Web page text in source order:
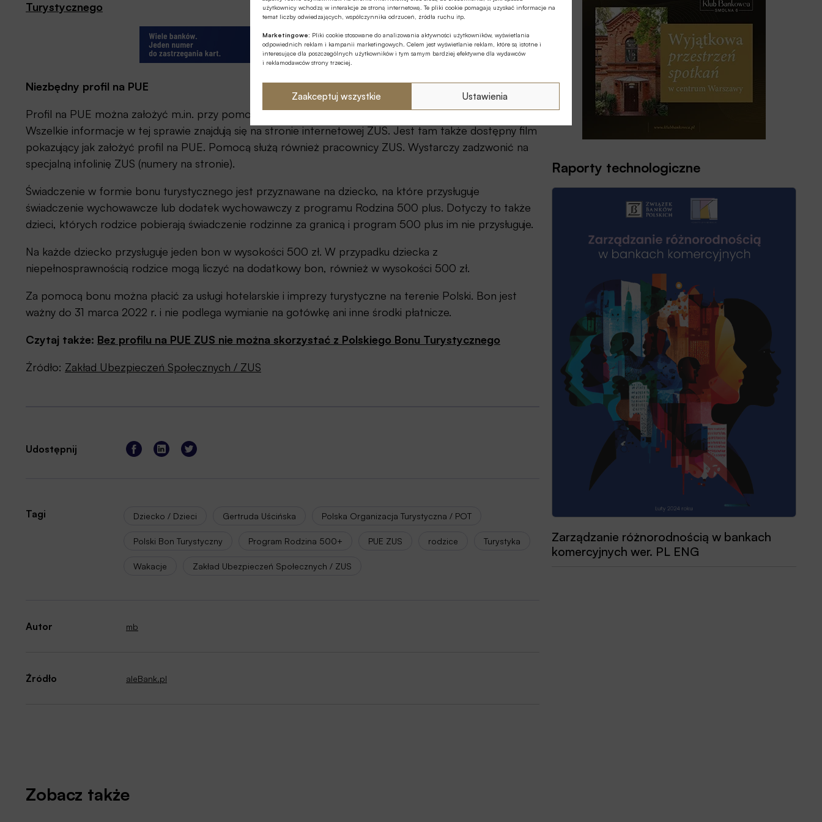
użytkownicy wchodzą w interakcje ze stroną internetową. Te pliki cookie pomagają uzyskać informacje na
temat liczby odwiedzających, współczynnika odrzuceń, źródła ruchu itp.
Marketingowe: Pliki cookie stosowane do analizowania aktywności użytkowników, wyświetlania
odpowiednich reklam i kampanii marketingowych. Celem jest wyświetlanie reklam, które są istotne i
interesujące dla poszczególnych użytkowników i tym samym bardziej efektywne dla wydawców
i reklamodawców strony trzeciej.
Zaakceptuj wszystkie Ustawienia
Turystycznego
Niezbędny profil na PUE
Profil na PUE można założyć m.in. przy pomocy Profilu Zaufanego oraz bankowości elektronicznej.
Wszelkie informacje w tej sprawie znajdują się na stronie internetowej ZUS. Jest tam także dostępny film
pokazujący jak założyć profil na PUE. Pomocą służą również pracownicy ZUS. Wystarczy zadzwonić na
specjalną infolinię ZUS (numery na stronie).
Świadczenie w formie bonu turystycznego jest przyznawane na dziecko, na które przysługuje
świadczenie wychowawcze lub dodatek wychowawczy z programu Rodzina 500 plus. Dotyczy to także
dzieci, których rodzice pobierają świadczenie rodzinne za granicą i program 500 plus im nie przysługuje.
Na każde dziecko przysługuje jeden bon w wysokości 500 zł. W przypadku dziecka z
niepełnosprawnością rodzice mogą liczyć na dodatkowy bon, również w wysokości 500 zł.
Za pomocą bonu można płacić za usługi hotelarskie i imprezy turystyczne na terenie Polski. Bon jest
ważny do 31 marca 2022 r. i nie podlega wymianie na gotówkę ani inne środki płatnicze.
Czytaj także: Bez profilu na PUE ZUS nie można skorzystać z Polskiego Bonu Turystycznego
Źródło: Zakład Ubezpieczeń Społecznych / ZUS
Udostępnij
Tagi Dziecko / Dzieci Gertruda Uścińska Polska Organizacja Turystyczna / POT
Polski Bon Turystyczny Program Rodzina 500+ PUE ZUS rodzice Turystyka
Wakacje Zakład Ubezpieczeń Społecznych / ZUS
Autor mb
Źródło aleBank.pl
Raporty technologiczne
Przewodnik dobrych praktyk 2025
Zobacz także